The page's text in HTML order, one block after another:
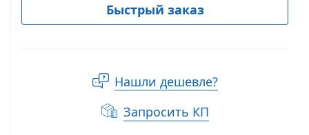
Быстрый заказ
Нашли дешевле?
Запросить КП